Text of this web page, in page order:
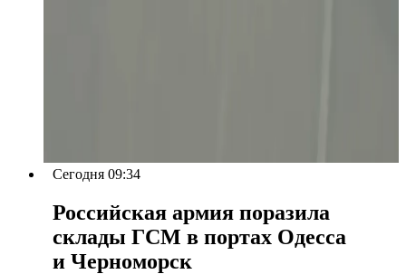
Сегодня 09:34
Российская армия поразила
склады ГСМ в портах Одесса
и Черноморск